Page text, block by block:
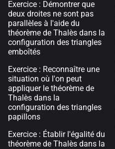
Exercice : Démontrer que
deux droites ne sont pas
parallèles à l'aide du
théorème de Thalès dans la
configuration des triangles
emboîtés
Exercice : Reconnaître une
situation où l'on peut
appliquer le théorème de
Thalès dans la
configuration des triangles
papillons
Exercice : Établir l'égalité du
théorème de Thalès dans la